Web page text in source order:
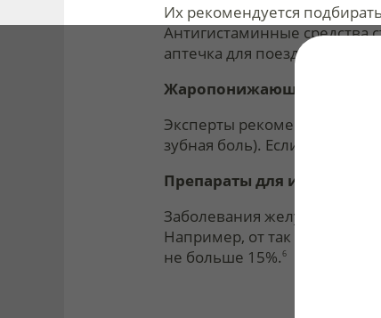
Их рекомендуется
Антигистаминные средства
аптечка для поездки за
Жаропонижающие и
Эксперты рекомендуют
зубная боль). Если хотите
Препараты для
Заболевания желудочно-
Например, от так
не больше 15%.6